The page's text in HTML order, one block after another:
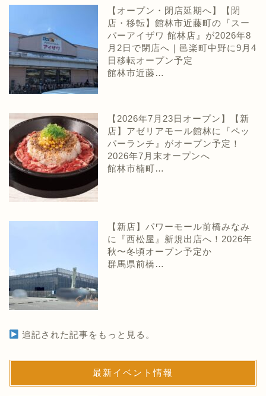
【オープン・閉店延期へ】【閉
店・移転】館林市近藤町の『スー
パーアイザワ 館林店』が2026年8
月2日で閉店へ｜邑楽町中野に9月4
日移転オープン予定
館林市近藤…
【2026年7月23日オープン】【新
店】アゼリアモール館林に『ペッ
パーランチ』がオープン予定！
2026年7月末オープンへ
館林市楠町…
【新店】パワーモール前橋みなみ
に『西松屋』新規出店へ！2026年
秋〜冬頃オープン予定か
群馬県前橋…
追記された記事をもっと見る。
最新イベント情報